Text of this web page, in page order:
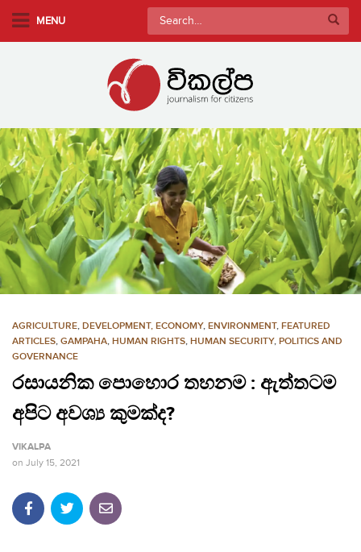
m
a
i
n
c
o
n
t
e
MENU
Search
for:
AGRICULTURE, DEVELOPMENT, ECONOMY, ENVIRONMENT, FEATURED
ARTICLES, GAMPAHA, HUMAN RIGHTS, HUMAN SECURITY, POLITICS AND
GOVERNANCE
රසායනික පොහොර තහනම : ඇත්තටම
අපිට අවශ්‍ය කුමක්ද?
VIKALPA
on July 15, 2021